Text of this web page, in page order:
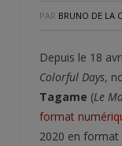
PAR BRUNO DE LA
Depuis le 18
Colorful Days,
Tagame (Le
format
2020 en format